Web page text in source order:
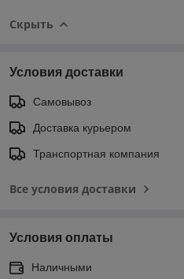
Скрыть
Условия доставки
Самовывоз
Доставка курьером
Транспортная компания
Все условия доставки
Условия оплаты
Наличными